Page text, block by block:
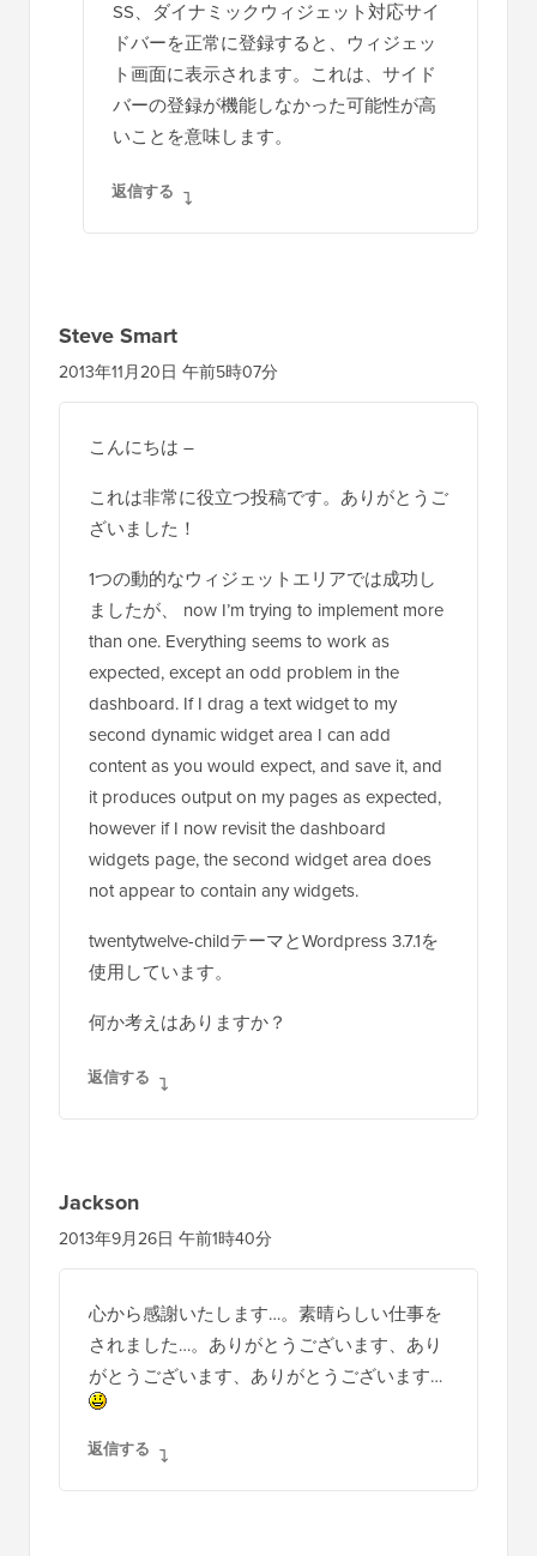
SS、ダイナミックウィジェット対応サイ
ドバーを正常に登録すると、ウィジェッ
ト画面に表示されます。これは、サイド
バーの登録が機能しなかった可能性が高
いことを意味します。
返信する
Steve Smart
2013年11月20日 午前5時07分
こんにちは –
これは非常に役立つ投稿です。ありがとうご
ざいました！
1つの動的なウィジェットエリアでは成功し
ましたが、 now I’m trying to implement more
than one. Everything seems to work as
expected, except an odd problem in the
dashboard. If I drag a text widget to my
second dynamic widget area I can add
content as you would expect, and save it, and
it produces output on my pages as expected,
however if I now revisit the dashboard
widgets page, the second widget area does
not appear to contain any widgets.
twentytwelve-childテーマとWordpress 3.7.1を
使用しています。
何か考えはありますか？
返信する
Jackson
2013年9月26日 午前1時40分
心から感謝いたします…。素晴らしい仕事を
されました…。ありがとうございます、あり
がとうございます、ありがとうございます…
返信する